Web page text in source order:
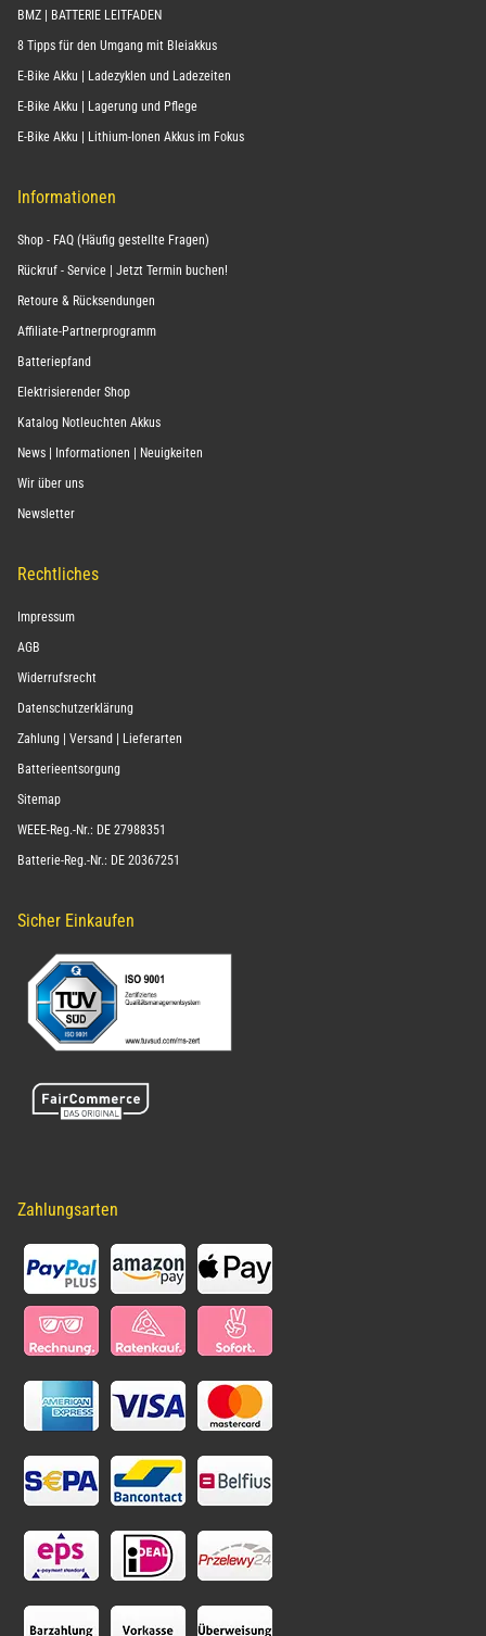
BMZ | BATTERIE LEITFADEN
8 Tipps für den Umgang mit Bleiakkus
E-Bike Akku | Ladezyklen und Ladezeiten
E-Bike Akku | Lagerung und Pflege
E-Bike Akku | Lithium-Ionen Akkus im Fokus
Informationen
Shop - FAQ (Häufig gestellte Fragen)
Rückruf - Service | Jetzt Termin buchen!
Retoure & Rücksendungen
Affiliate-Partnerprogramm
Batteriepfand
Elektrisierender Shop
Katalog Notleuchten Akkus
News | Informationen | Neuigkeiten
Wir über uns
Newsletter
Rechtliches
Impressum
AGB
Widerrufsrecht
Datenschutzerklärung
Zahlung | Versand | Lieferarten
Batterieentsorgung
Sitemap
WEEE-Reg.-Nr.: DE 27988351
Batterie-Reg.-Nr.: DE 20367251
Sicher Einkaufen
Zahlungsarten